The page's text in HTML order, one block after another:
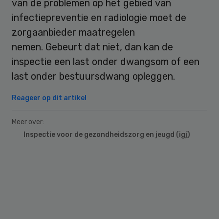
van de problemen op het gebied van
infectiepreventie en radiologie moet de
zorgaanbieder maatregelen
nemen. Gebeurt dat niet, dan kan de
inspectie een last onder dwangsom of een
last onder bestuursdwang opleggen.
Reageer op dit artikel
Meer over:
Inspectie voor de gezondheidszorg en jeugd (igj)